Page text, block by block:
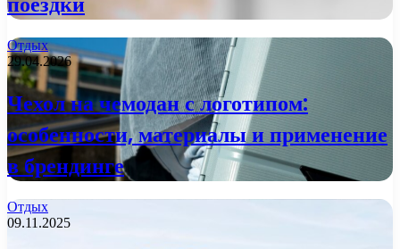
Отдых
29.04.2026
Чехол на чемодан с логотипом:
особенности, материалы и применение
в брендинге
Отдых
09.11.2025